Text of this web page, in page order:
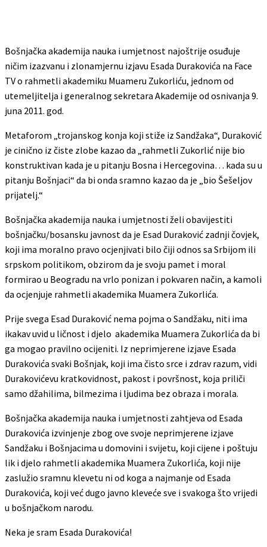
Bošnjačka akademija nauka i umjetnost najoštrije osuđuje
ničim izazvanu i zlonamjernu izjavu Esada Durakovića na Face
TV o rahmetli akademiku Muameru Zukorliću, jednom od
utemeljitelja i generalnog sekretara Akademije od osnivanja 9.
juna 2011. god.
Metaforom „trojanskog konja koji stiže iz Sandžaka“, Duraković
je cinično iz čiste zlobe kazao da „rahmetli Zukorlić nije bio
konstruktivan kada je u pitanju Bosna i Hercegovina… kada su u
pitanju Bošnjaci“ da bi onda sramno kazao da je „bio Šešeljov
prijatelj.“
Bošnjačka akademija nauka i umjetnosti želi obavijestiti
bošnjačku/bosansku javnost da je Esad Duraković zadnji čovjek,
koji ima moralno pravo ocjenjivati bilo čiji odnos sa Srbijom ili
srpskom politikom, obzirom da je svoju pamet i moral
formirao u Beogradu na vrlo ponizan i pokvaren način, a kamoli
da ocjenjuje rahmetli akademika Muamera Zukorlića.
Prije svega Esad Duraković nema pojma o Sandžaku, niti ima
ikakav uvid u ličnost i djelo akademika Muamera Zukorlića da bi
ga mogao pravilno ocijeniti. Iz neprimjerene izjave Esada
Durakovića svaki Bošnjak, koji ima čisto srce i zdrav razum, vidi
Durakovićevu kratkovidnost, pakost i površnost, koja priliči
samo džahilima, bilmezima i ljudima bez obraza i morala.
Bošnjačka akademija nauka i umjetnosti zahtjeva od Esada
Durakovića izvinjenje zbog ove svoje neprimjerene izjave
Sandžaku i Bošnjacima u domovini i svijetu, koji cijene i poštuju
lik i djelo rahmetli akademika Muamera Zukorlića, koji nije
zaslužio sramnu klevetu ni od koga a najmanje od Esada
Durakovića, koji već dugo javno kleveće sve i svakoga što vrijedi
u bošnjačkom narodu.
Neka je sram Esada Durakovića!